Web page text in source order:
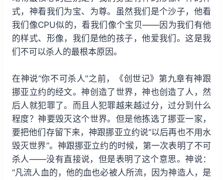
式，神看我们为宝、为尊。虽然我们是个沙子，他看
我们像CPU似的，看我们像个宝贝——因为我们有他
的样式、形像，我们是他的孩子，他爱我们。这是我
们不可以杀人的最根本原因。
在神说“你不可杀人”之前，《创世记》第九章有神跟
挪亚立约的经文。神创造了世界，神也创造了人，然
后人就犯罪了。而且人犯罪越来越过分，过分到什么
程度？神要毁灭这个世界。但是他拣选了挪亚一家，
要把他们存留下来，神跟挪亚立约说“以后再也不用水
毁灭世界”。神跟挪亚立约的时候，第一次表明了不可
杀人——没有直接说，但是表明了这个意思。神说：
“凡流人血的，他的血也必被人所流，因为神造人，是